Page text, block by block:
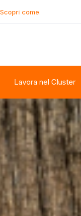
Scopri come.
Lavora nel Cluster